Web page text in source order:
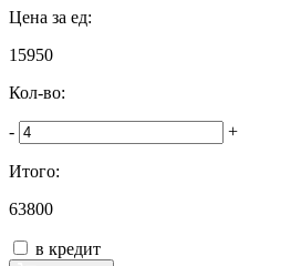
Цена за ед:
15950
Кол-во:
- +
Итого:
63800
в кредит